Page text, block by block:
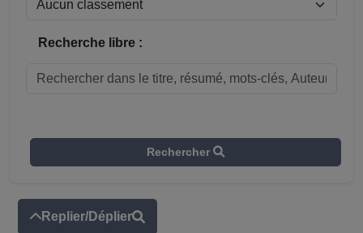
Recherche libre :
Rechercher
Replier/Déplier